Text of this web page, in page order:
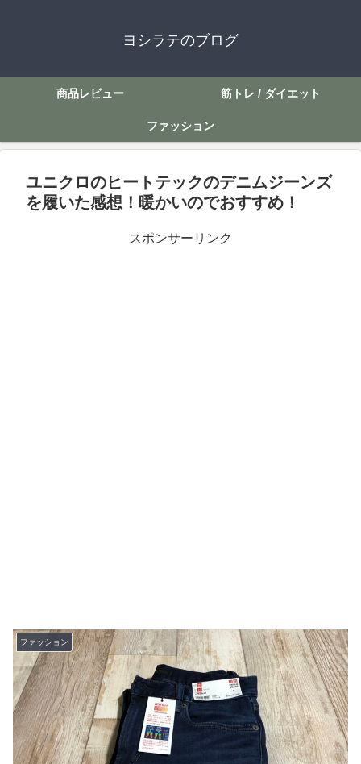
ヨシラテのブログ
商品レビュー 筋トレ / ダイエット
ファッション
ユニクロのヒートテックのデニムジーンズ
を履いた感想！暖かいのでおすすめ！
スポンサーリンク
ファッション